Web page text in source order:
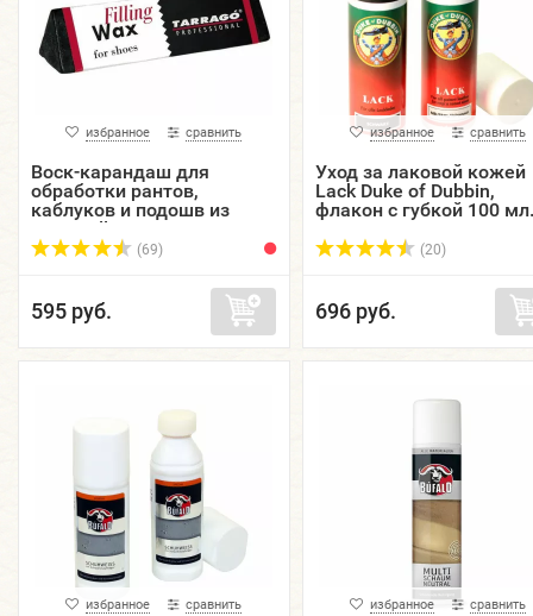
избранное сравнить
Воск-карандаш для
обработки рантов,
каблуков и подошв из
кожи Filling Wax TARRAGO,
120 гр.
(69)
595 руб.
избранное сравнить
Уход за лаковой кожей
Lack Duke of Dubbin,
флакон с губкой 100 мл.
(20)
696 руб.
избранное сравнить избранное сравнить